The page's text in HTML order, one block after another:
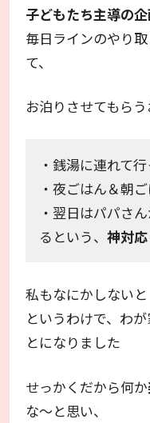
子どもたち主導の
毎日ラインのやり
て、
お泊りさせてもら
・銭湯に連れて
・夜ごはん＆朝
・翌日はパパさ
るという、神対応
私もなにかしないと
というわけで、わ
とになりました
せっかくだから何か
な〜と思い、